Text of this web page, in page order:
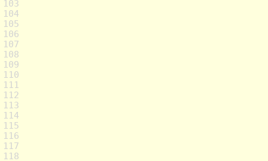
103
104
105
106
107
108
109
110
111
112
113
114
115
116
117
118